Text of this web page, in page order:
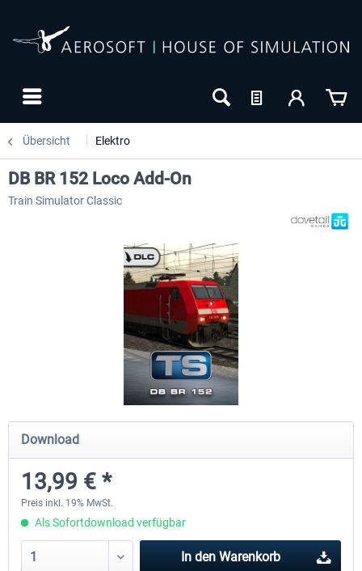
Übersicht Elektro
ICE 4 (BR 412)
34,95 € *
Stadler Flirt 3
DB BR 152 Loco Add-On
Train Simulator Classic
Download
13,99 € *
Preis inkl. 19% MwSt.
Als Sofortdownload verfügbar
In den Warenkorb